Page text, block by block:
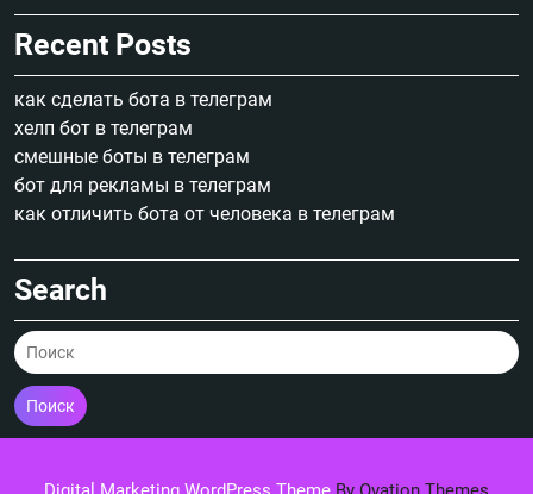
Recent Posts
как сделать бота в телеграм
хелп бот в телеграм
смешные боты в телеграм
бот для рекламы в телеграм
как отличить бота от человека в телеграм
Search
Поиск